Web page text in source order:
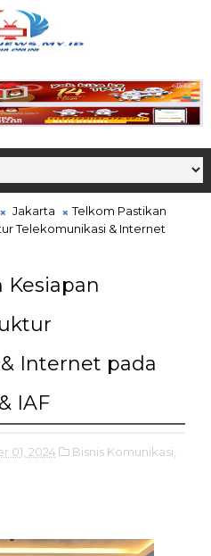
Jakarta
Telkom Pastikan
Telekomunikasi & Internet
Kesiapan
Internet pada
IAF
01, 2024
Bisnis Komunikasi,